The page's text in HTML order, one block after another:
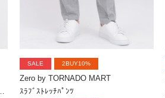
SALE 2BUY10%
Zero by TORNADO MART
ｽﾗﾌﾞｽﾄﾚｯﾁﾊﾟﾝﾂ